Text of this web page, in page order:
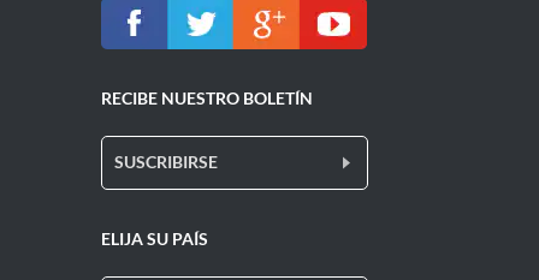
RECIBE NUESTRO BOLETÍN
SUSCRIBIRSE
ELIJA SU PAÍS